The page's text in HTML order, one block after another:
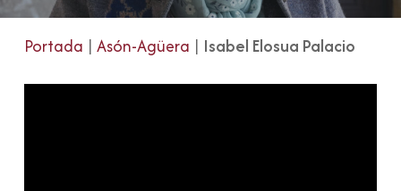
Portada | Asón-Agüera | Isabel Elosua Palacio